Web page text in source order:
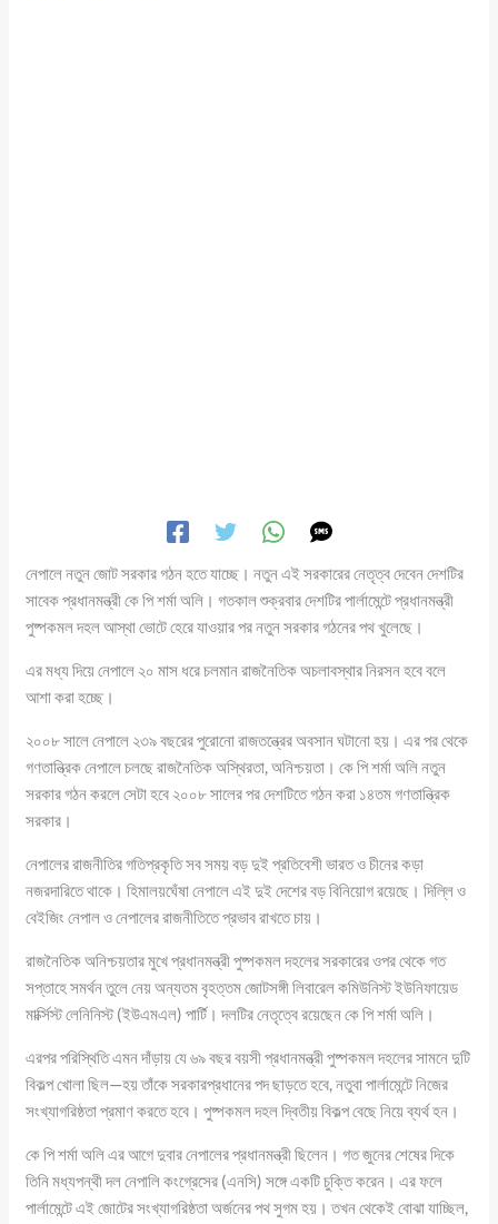
নেপালে নতুন জোট সরকার গঠন হতে যাচ্ছে। নতুন এই সরকারের নেতৃত্ব দেবেন দেশটির
সাবেক প্রধানমন্ত্রী কে পি শর্মা অলি। গতকাল শুক্রবার দেশটির পার্লামেন্টে প্রধানমন্ত্রী
পুষ্পকমল দহল আস্থা ভোটে হেরে যাওয়ার পর নতুন সরকার গঠনের পথ খুলেছে।
এর মধ্য দিয়ে নেপালে ২০ মাস ধরে চলমান রাজনৈতিক অচলাবস্থার নিরসন হবে বলে
আশা করা হচ্ছে।
২০০৮ সালে নেপালে ২৩৯ বছরের পুরোনো রাজতন্ত্রের অবসান ঘটানো হয়। এর পর থেকে
গণতান্ত্রিক নেপালে চলছে রাজনৈতিক অস্থিরতা, অনিশ্চয়তা। কে পি শর্মা অলি নতুন
সরকার গঠন করলে সেটা হবে ২০০৮ সালের পর দেশটিতে গঠন করা ১৪তম গণতান্ত্রিক
সরকার।
নেপালের রাজনীতির গতিপ্রকৃতি সব সময় বড় দুই প্রতিবেশী ভারত ও চীনের কড়া
নজরদারিতে থাকে। হিমালয়ঘেঁষা নেপালে এই দুই দেশের বড় বিনিয়োগ রয়েছে। দিল্লি ও
বেইজিং নেপাল ও নেপালের রাজনীতিতে প্রভাব রাখতে চায়।
রাজনৈতিক অনিশ্চয়তার মুখে প্রধানমন্ত্রী পুষ্পকমল দহলের সরকারের ওপর থেকে গত
সপ্তাহে সমর্থন তুলে নেয় অন্যতম বৃহত্তম জোটসঙ্গী লিবারেল কমিউনিস্ট ইউনিফায়েড
মার্ক্সিস্ট লেনিনিস্ট (ইউএমএল) পার্টি। দলটির নেতৃত্বে রয়েছেন কে পি শর্মা অলি।
এরপর পরিস্থিতি এমন দাঁড়ায় যে ৬৯ বছর বয়সী প্রধানমন্ত্রী পুষ্পকমল দহলের সামনে দুটি
বিকল্প খোলা ছিল—হয় তাঁকে সরকারপ্রধানের পদ ছাড়তে হবে, নতুবা পার্লামেন্টে নিজের
সংখ্যাগরিষ্ঠতা প্রমাণ করতে হবে। পুষ্পকমল দহল দ্বিতীয় বিকল্প বেছে নিয়ে ব্যর্থ হন।
কে পি শর্মা অলি এর আগে দুবার নেপালের প্রধানমন্ত্রী ছিলেন। গত জুনের শেষের দিকে
তিনি মধ্যপন্থী দল নেপালি কংগ্রেসের (এনসি) সঙ্গে একটি চুক্তি করেন। এর ফলে
পার্লামেন্টে এই জোটের সংখ্যাগরিষ্ঠতা অর্জনের পথ সুগম হয়। তখন থেকেই বোঝা যাচ্ছিল,